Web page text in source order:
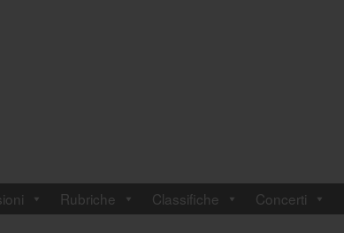
Rubriche Classifiche Concerti